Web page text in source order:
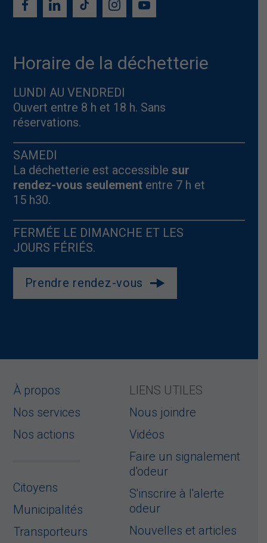
Horaire de la déchetterie
LUNDI AU VENDREDI
Ouvert entre 8 h et 18 h. Sans
réservations.
SAMEDI
La déchetterie est accessible sur
rendez-vous seulemententre 7 h et
15 h30.
FERMÉE LE DIMANCHE ET LES
JOURS FÉRIÉS.
Prendre rendez-vous
À propos
Nos services
Nos actions
Citoyens
Municipalités
Transporteurs
LIENS UTILES
Nous joindre
Vidéos
Faire un signalement
d'odeur
S'inscrire à l'alerte
odeur
Nouvelles et articles